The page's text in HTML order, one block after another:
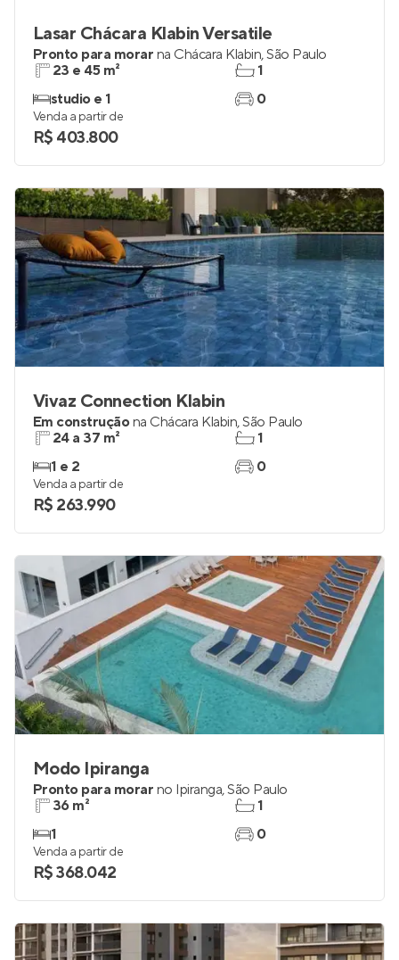
Lasar Chácara Klabin Versatile
Pronto para morar na Chácara Klabin,São Paulo
23 e 45 m²
studio e 1
1
0
Venda a partir de
R$ 403.800
Vivaz Connection Klabin
Em construçãona Chácara Klabin,São Paulo
24 a 37 m²
1 e 2
1
0
Venda a partir de
R$ 263.990
Modo Ipiranga
Pronto para morar no Ipiranga,São Paulo
36 m²
1
1
0
Venda a partir de
R$ 368.042